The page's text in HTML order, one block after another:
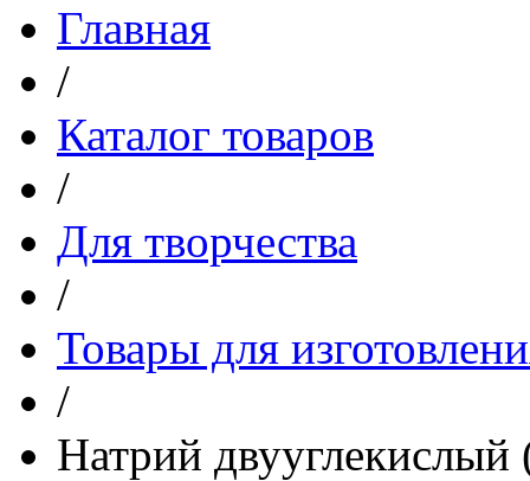
Главная
/
Каталог товаров
/
Для творчества
/
Товары для
/
Натрий двууглекислый